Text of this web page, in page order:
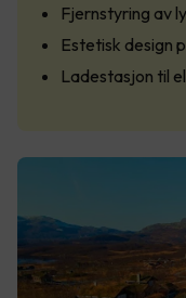
Fjernstyring av
Estetisk design
Ladestasjon til